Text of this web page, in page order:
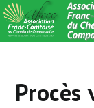
Skip
to
content